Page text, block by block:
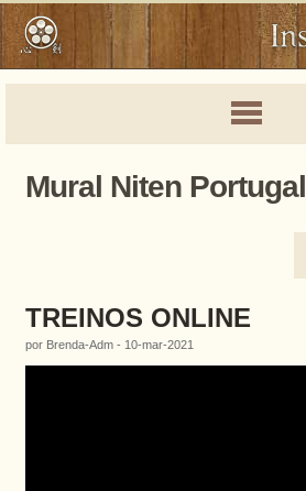
Mural Niten Portugal
TREINOS ONLINE
por Brenda-Adm - 10-mar-2021